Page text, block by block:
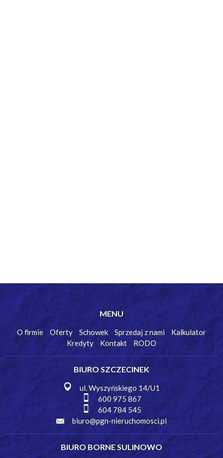
MENU
O firmie Oferty Schowek Sprzedaj z nami
Kalkulator
Kredyty
Kontakt RODO
BIURO SZCZECINEK
ul. Wyszyńskiego 14/U1
600 975 867
604 784 545
biuro@pgn-nieruchomosci.pl
BIURO BORNE SULINOWO